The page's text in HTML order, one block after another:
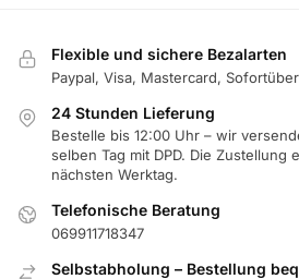
Flexible und sichere Bezalarten
Paypal, Visa, Mastercard,
24 Stunden Lieferung
Bestelle bis 12:00 Uhr – wir
selben Tag mit DPD. Die Zustellung
nächsten Werktag.
Telefonische Beratung
069911718347
Selbstabholung – Bestellung